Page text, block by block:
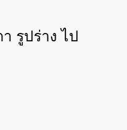
รูปร่าง ไป